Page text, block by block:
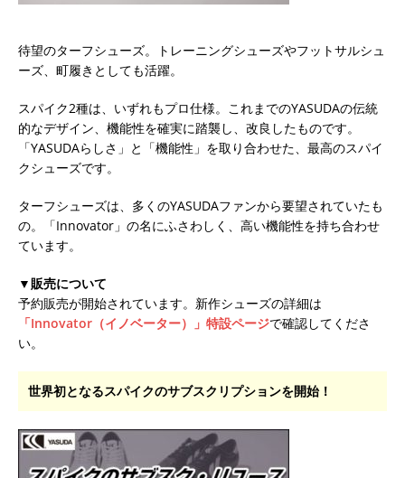
待望のターフシューズ。トレーニングシューズやフットサルシュ
ーズ、町履きとしても活躍。
スパイク2種は、いずれもプロ仕様。これまでのYASUDAの伝統
的なデザイン、機能性を確実に踏襲し、改良したものです。
「YASUDAらしさ」と「機能性」を取り合わせた、最高のスパイ
クシューズです。
ターフシューズは、多くのYASUDAファンから要望されていたも
の。「Innovator」の名にふさわしく、高い機能性を持ち合わせ
ています。
▼販売について
予約販売が開始されています。新作シューズの詳細は
「Innovator（イノベーター）」特設ページで確認してくださ
い。
世界初となるスパイクのサブスクリプションを開始！